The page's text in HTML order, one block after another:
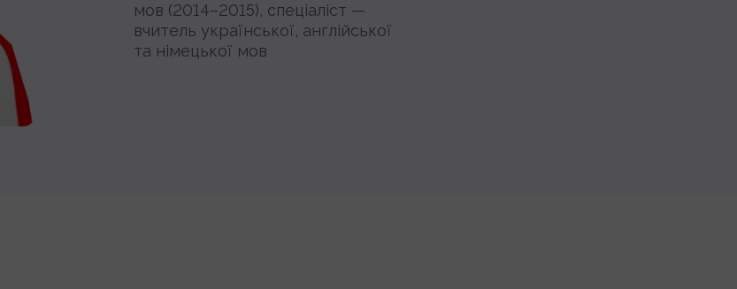
мов (2014–2015), спеціаліст —
вчитель української, англійської
та німецької мов